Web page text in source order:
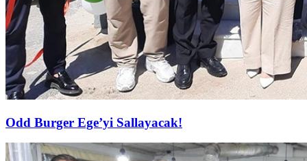
Odd Burger Ege’yi Sallayacak!